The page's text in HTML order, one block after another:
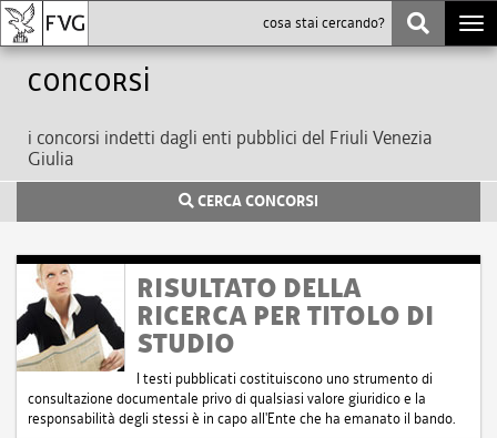
Concorsi
i concorsi indetti dagli enti pubblici del Friuli Venezia
Giulia
CERCA CONCORSI
RISULTATO DELLA
RICERCA PER TITOLO DI
STUDIO
I testi pubblicati costituiscono uno strumento di
consultazione documentale privo di qualsiasi valore giuridico e la
responsabilità degli stessi è in capo all'Ente che ha emanato il bando.